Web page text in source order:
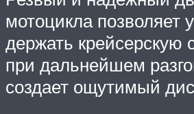
мотоцикла позволяет
держать крейсерскую
при дальнейшем
создает ощутимый